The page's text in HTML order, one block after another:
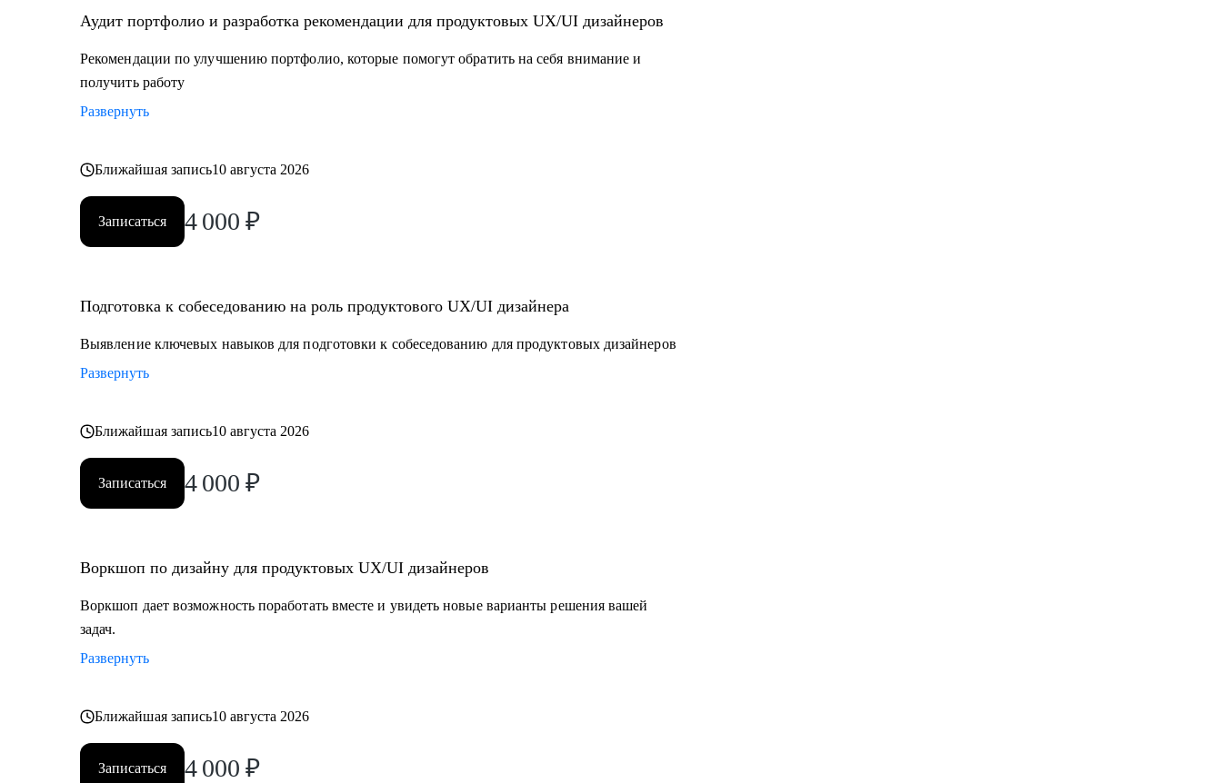
Аудит портфолио и разработка рекомендации для продуктовых UX/UI дизайнеров
Рекомендации по улучшению портфолио, которые помогут обратить на себя внимание и
получить работу
Развернуть
Ближайшая запись10 августа 2026
Записаться 4 000 ₽
Подготовка к собеседованию на роль продуктового UX/UI дизайнера
Выявление ключевых навыков для подготовки к собеседованию для продуктовых дизайнеров
Развернуть
Ближайшая запись10 августа 2026
Записаться 4 000 ₽
Воркшоп по дизайну для продуктовых UX/UI дизайнеров
Воркшоп дает возможность поработать вместе и увидеть новые варианты решения вашей
задач.
Развернуть
Ближайшая запись10 августа 2026
Записаться 4 000 ₽